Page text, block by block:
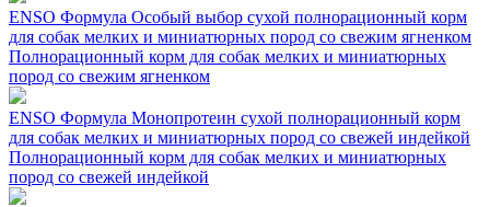
ENSO Формула Особый выбор сухой полнорационный корм
для собак мелких и миниатюрных пород со свежим ягненком
Полнорационный корм для собак мелких и миниатюрных
пород со свежим ягненком
ENSO Формула Монопротеин сухой полнорационный корм
для собак мелких и миниатюрных пород со свежей индейкой
Полнорационный корм для собак мелких и миниатюрных
пород со свежей индейкой